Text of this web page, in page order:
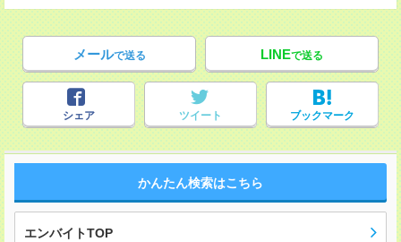
メールで送る LINEで送る
シェア ツイート ブックマーク
かんたん検索はこちら
エンバイトTOP